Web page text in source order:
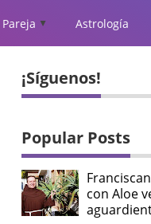
Pareja ▲ Astrología
¡Síguenos!
Popular Posts
con Aloe